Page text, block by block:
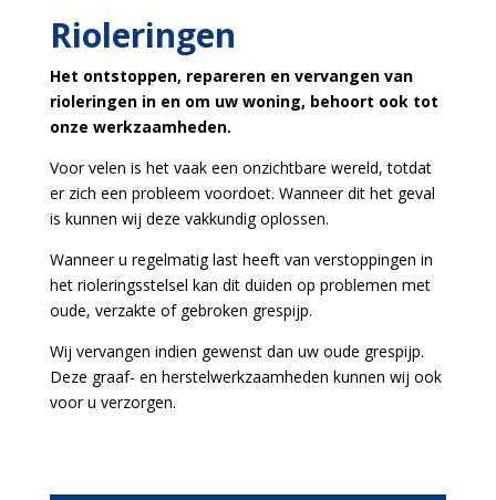
Rioleringen
Het ontstoppen, repareren en vervangen van
rioleringen in en om uw woning, behoort ook tot
onze werkzaamheden.
Voor velen is het vaak een onzichtbare wereld, totdat
er zich een probleem voordoet. Wanneer dit het geval
is kunnen wij deze vakkundig oplossen.
Wanneer u regelmatig last heeft van verstoppingen in
het rioleringsstelsel kan dit duiden op problemen met
oude, verzakte of gebroken grespijp.
Wij vervangen indien gewenst dan uw oude grespijp.
Deze graaf- en herstelwerkzaamheden kunnen wij ook
voor u verzorgen.